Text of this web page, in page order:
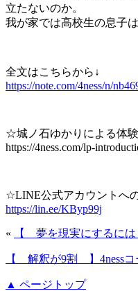
立たないのか。
我が家では高校生の息子
全文はこちらから↓
https://note.com/4ness/n/
☆城ノ石ゆかりによる体
https://4ness.com/lp-
☆LINE公式アカウントへ
https://lin.ee/KByp99j
« 【 夢を現実にするには
【 解釈が9割 】4nessコ
▲ ページトップ